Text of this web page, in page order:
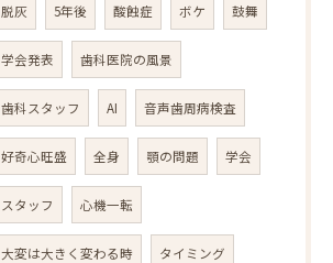
脱灰 5年後 酸蝕症 ボケ 鼓舞
学会発表 歯科医院の風景
歯科スタッフ AI 音声歯周病検査
好奇心旺盛 全身 顎の問題 学会
スタッフ 心機一転
大変は大きく変わる時 タイミング